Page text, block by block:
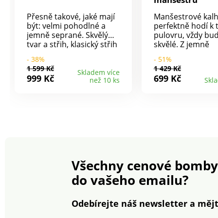
Přesně takové, jaké mají
být: velmi pohodlné a
jemně seprané. Skvělý
tvar a střih, klasický střih
nohavicemi. Obsah
elastanu zajišťuje
pohodlnou volnost
- 38%
1 599 Kč
999 Kč
Skladem více
než 10 ks
Manšestrové
perfektně hodí k
pulovru, vždy
skvělé. Z jemně
Pružný materiál.
střih. Pružný pas,
na stažení. 2
podrobeny
testům na široké
spektrum
bezpečný nad
platných norem.
- 51%
1 429 Kč
699 Kč
Všechny cenové bomby
do vašeho emailu?
Odebírejte náš newsletter a